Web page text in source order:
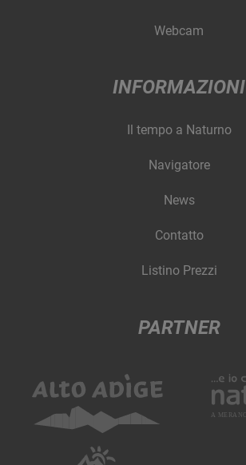
Webcam
INFORMAZIONI
Il tempo a Naturno
Navigatore
News
Contatto
Listino Prezzi
PARTNER